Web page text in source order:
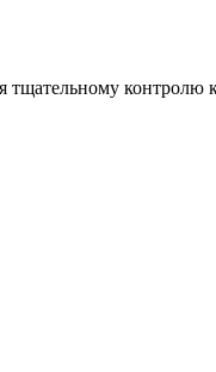
контролю